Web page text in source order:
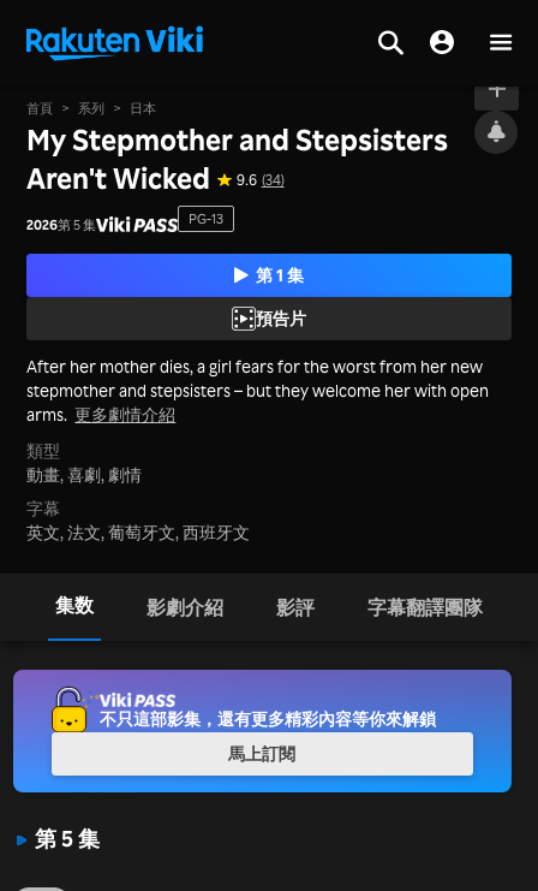
現正熱映中
首頁 > 系列 > 日本
My Stepmother and Stepsisters
Aren't Wicked
9.6 (34)
2026第 5 集 PG-13
第 1 集
預告片
After her mother dies, a girl fears for the worst from her new
stepmother and stepsisters – but they welcome her with open
arms. 更多劇情介紹
類型
動畫,喜劇, 劇情
字幕
英文, 法文, 葡萄牙文, 西班牙文
集数 影劇介紹 影評 字幕翻譯團隊
第 5 集
不只這部影集，還有更多精彩內容等你來解鎖
馬上訂閱